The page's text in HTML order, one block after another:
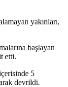
yakınları,
başlayan
etti.
5
devrildi.